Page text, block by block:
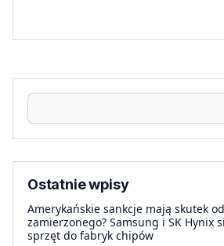
Ostatnie wpisy
Amerykańskie sankcje mają skutek
zamierzonego? Samsung i SK Hynix
sprzęt do fabryk chipów